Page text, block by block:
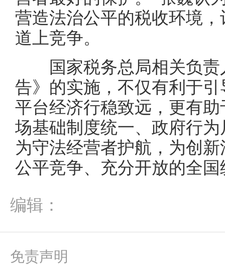
营造法治公平的税收环境
道上竞争。
国家税务总局相关负责
告》的实施，不仅有利于
平台经济行稳致远，更有
场基础制度统一、政府行
为守法经营者护航，为创
公平竞争、充分开放的全
编辑：
免责声明